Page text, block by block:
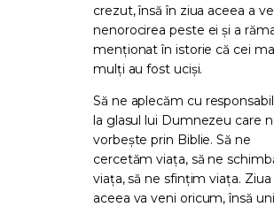
crezut, însă în ziua aceea a
nenorocirea peste ei și a
menționat în istorie că cei
mulți au fost uciși.
Să ne aplecăm cu
la glasul lui Dumnezeu care
vorbește prin Biblie. Să ne
cercetăm viața, să ne
viața, să ne sfințim viața. Ziua
aceea va veni oricum, însă